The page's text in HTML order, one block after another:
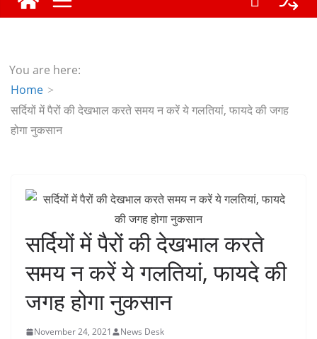
You are here:
Home
सर्दियों में पैरों की देखभाल करते समय न करें ये गलतियां, फायदे की जगह
होगा नुकसान
सर्दियों में पैरों की देखभाल करते
समय न करें ये गलतियां, फायदे की
जगह होगा नुकसान
November 24, 2021 News Desk